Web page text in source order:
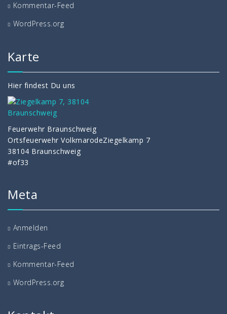
Kommentar-Feed
WordPress.org
Karte
Hier findest Du uns
Feuerwehr Braunschweig
Ortsfeuerwehr VolkmarodeZiegelkamp 7
38104 Braunschweig
#of33
Meta
Anmelden
Eintrags-Feed
Kommentar-Feed
WordPress.org